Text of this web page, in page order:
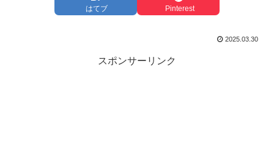
はてブ Pinterest
2025.03.30
スポンサーリンク